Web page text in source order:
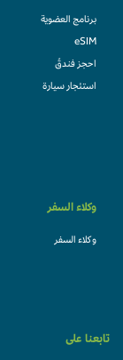
برنامج العضوية
eSIM
احجز فندقً
استئجار سيارة
وكلاء السفر
وكلاء السفر
تابعنا على